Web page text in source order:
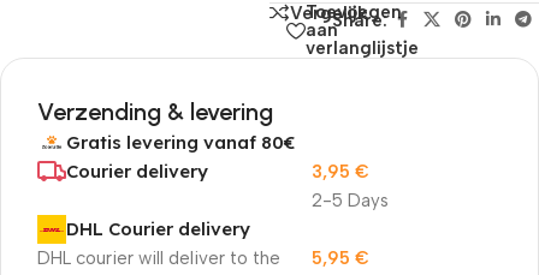
Vergelijk
Toevoegen
aan
verlanglijstje
Share:
Verzending & levering
Gratis levering vanaf 80€
Courier delivery
2-5 Days
3,95 €
DHL Courier delivery
DHL courier will deliver to the
5,95 €